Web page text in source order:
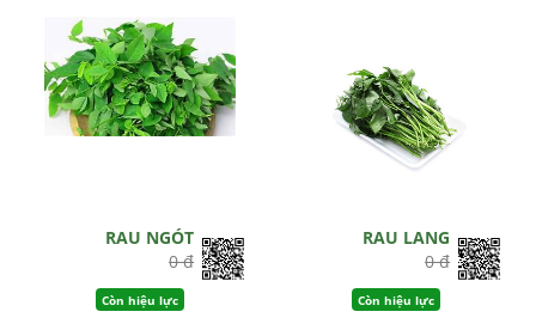
RAU NGÓT
0 đ
Còn hiệu lực
RAU LANG
0 đ
Còn hiệu lực